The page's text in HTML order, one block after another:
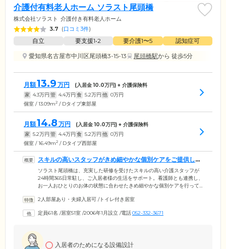
介護付有料老人ホーム ソラスト尾頭橋
株式会社ソラスト 介護付き有料老人ホーム
3.7 (口コミ3件)
自立 要支援1•2 要介護1〜5
認知症可
愛知県名古屋市中川区尾頭橋3-15-13
尾頭橋駅から 徒歩5分
月額13.9 万円 (入居金10.0万円) + 介護保険料
家 4.3万円 管 4.4万円 食 5.2万円 他 0万円
個室 / 13.09m2 / Dタイプ東部屋
月額14.8 万円 (入居金10.0万円) + 介護保険料
家 5.2万円 管 4.4万円 食 5.2万円 他 0万円
個室 / 16.49m2 / Dタイプ西部屋
スキルの高いスタッフがきめ細やかな個別ケアをご提供しま
す
ソラスト尾頭橋は、充実した研修を受けたスキルの高い介護スタッフが
24時間365日常駐し、ご入居者様の生活をサポート。看護師とも連携し、
お一人おひとりのお体の状態に合わせたきめ細やかな個別ケアを行って
方まで、安心してご入居いただけます。医療体制については、協力医療
施。緊急時には迅速な対応をしますのでご安心ください。また、ご希望
2人部屋あり・夫婦入居可 /トイレ付き居室
定員61名 /居室51室 /2006年1月設立 /電話052-332-3671
入居者のためになる設備設計